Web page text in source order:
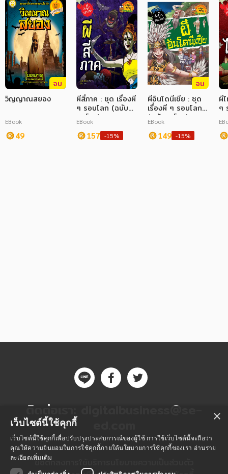
จบ
วิญญาณสยอง
EBook
49
ผีสี่ภาค : ชุด เรื่องผี
ๆ รอบโลก (ฉบับ
การ์ตูน)
EBook
157 -15%
จบ
ผีอินโดนีเซีย : ชุด
เรื่องผี ๆ รอบโลก
(ฉบับการ์ตูน)
EBook
149 -15%
ผี
ๆ
ก
ติดต่อเรา: digitalbusiness@se-
ข้อตกลงการใช้บริการ
×
เว็บไซต์นี้ใช้คุกกี้
เว็บไซต์นี้ใช้คุกกี้เพื่อปรับปรุงประสบการณ์ของผู้ใช้ การใช้เว็บไซต์นี้จะถือว่า
คุณให้ความยินยอมในการใช้คุกกี้ภายใต้นโยบายการใช้คุกกี้ของเรา อ่านราย
ละเอียดเพิ่มเติม